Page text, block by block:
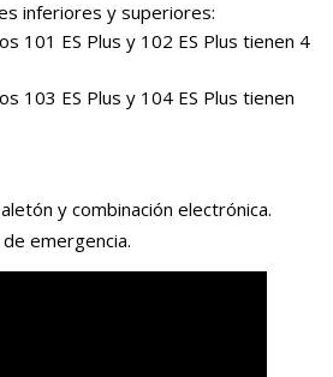
inferiores y superiores:
101 ES Plus y 102 ES Plus tienen 4
103 ES Plus y 104 ES Plus tienen
y combinación electrónica.
emergencia.